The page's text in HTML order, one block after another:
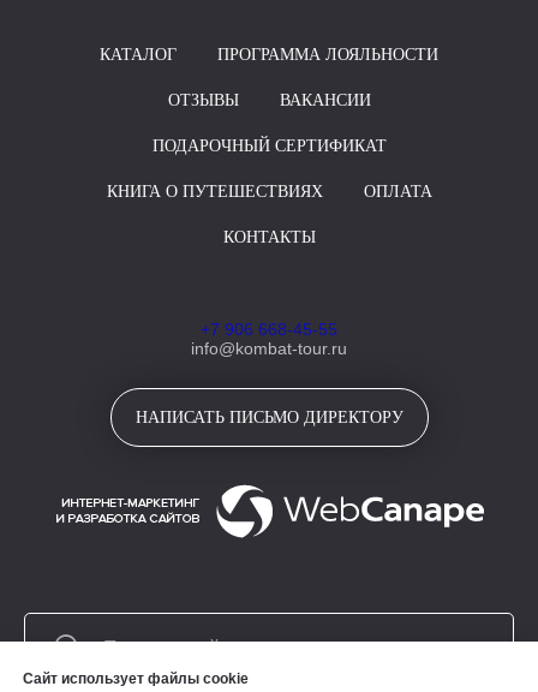
КАТАЛОГ ПРОГРАММА ЛОЯЛЬНОСТИ
ОТЗЫВЫ ВАКАНСИИ
ПОДАРОЧНЫЙ СЕРТИФИКАТ
КНИГА О ПУТЕШЕСТВИЯХ ОПЛАТА
КОНТАКТЫ
+7 906 668-45-55
info@kombat-tour.ru
НАПИСАТЬ ПИСЬМО ДИРЕКТОРУ
Сайт использует файлы cookie